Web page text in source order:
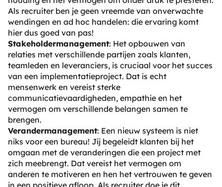
Als recruiter ben je geen vreemde van onverwachte
wendingen en ad hoc handelen: die ervaring komt
hier dus goed van pas!
Stakeholdermanagement: Het opbouwen van
relaties met verschillende partijen zoals klanten,
teamleden en leveranciers, is cruciaal voor het succes
van een implementatieproject. Dat is echt
mensenwerk en vereist sterke
communicatievaardigheden, empathie en het
vermogen om verschillende belangen samen te
brengen.
Verandermanagement: Een nieuw systeem is niet
niks voor een bureau! Jij begeleidt klanten bij het
omgaan met de veranderingen die een project met
zich meebrengt. Dat vereist het vermogen om
anderen te motiveren en hen het vertrouwen te geven